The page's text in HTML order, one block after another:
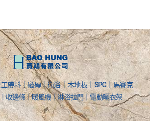
帶料｜磁磚｜衛浴｜木地板｜SPC｜馬賽克
收邊條｜暖風機｜淋浴拉門｜電動曬衣架